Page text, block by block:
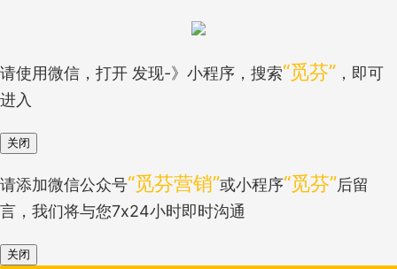
请使用微信，打开 发现-》小程序，搜索“觅芬” ，即可
进入
关闭
请添加微信公众号“觅芬营销”或小程序“觅芬”后留
言，我们将与您7x24小时即时沟通
关闭